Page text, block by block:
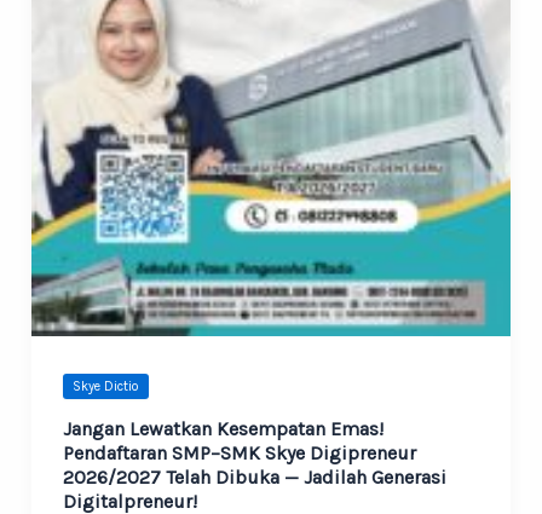
Skye Dictio
Jangan Lewatkan Kesempatan Emas!
Pendaftaran SMP–SMK Skye Digipreneur
2026/2027 Telah Dibuka — Jadilah Generasi
Digitalpreneur!